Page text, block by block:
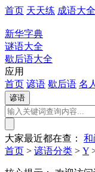
首页 天天练 成语大全
新华字典
谜语大全
歇后语大全
应用
首页 谚语 歇后语 名
大家最近都在查： 和
首页 > 谚语分类 > Y